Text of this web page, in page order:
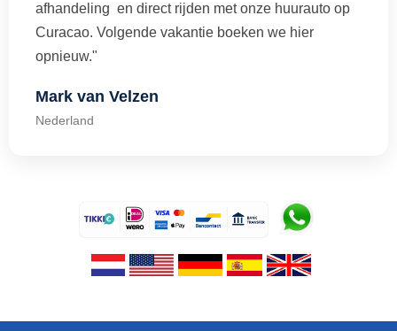
afhandeling en direct rijden met onze huurauto op
Curacao. Volgende vakantie boeken we hier
opnieuw."
Mark van Velzen
Nederland